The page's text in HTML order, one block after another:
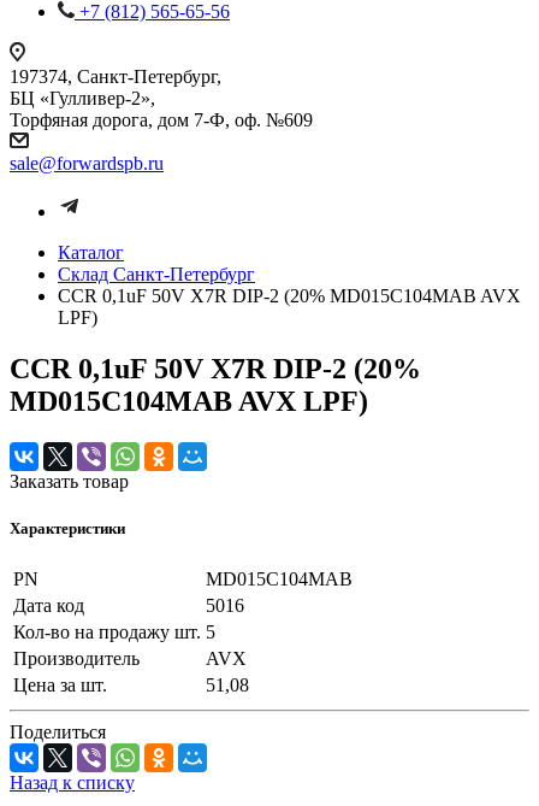
+7 (812) 565-65-56
197374, Санкт-Петербург,
БЦ «Гулливер-2»,
Торфяная дорога, дом 7-Ф, оф. №609
sale@forwardspb.ru
Каталог
Cклад Санкт-Петербург
CCR 0,1uF 50V X7R DIP-2 (20% MD015C104MAB AVX
LPF)
CCR 0,1uF 50V X7R DIP-2 (20%
MD015C104MAB AVX LPF)
Заказать товар
Характеристики
PN
MD015C104MAB
Дата код
5016
Кол-во на продажу шт. 5
Производитель
AVX
Цена за шт.
51,08
Поделиться
Назад к списку